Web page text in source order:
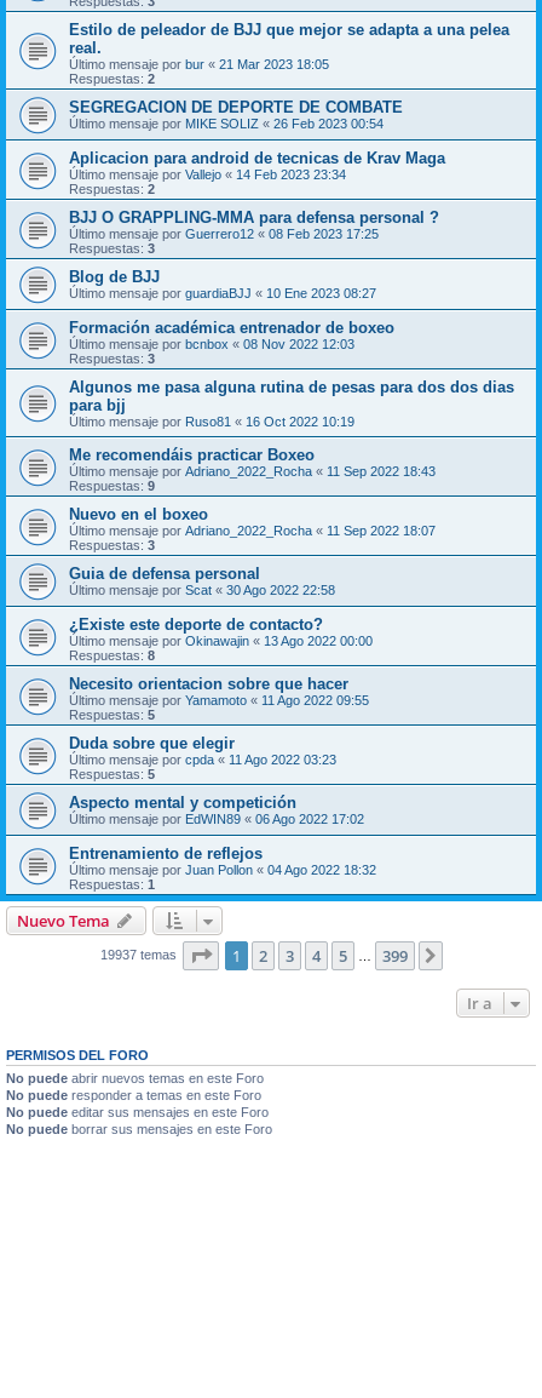
Estilo de peleador de BJJ que mejor se adapta a una pelea
real.
Último mensaje por bur « 21 Mar 2023 18:05
Respuestas: 2
SEGREGACION DE DEPORTE DE COMBATE
Último mensaje por MIKE SOLIZ « 26 Feb 2023 00:54
Aplicacion para android de tecnicas de Krav Maga
Último mensaje por Vallejo « 14 Feb 2023 23:34
Respuestas: 2
BJJ O GRAPPLING-MMA para defensa personal ?
Último mensaje por Guerrero12 « 08 Feb 2023 17:25
Respuestas: 3
Blog de BJJ
Último mensaje por guardiaBJJ « 10 Ene 2023 08:27
Formación académica entrenador de boxeo
Último mensaje por bcnbox « 08 Nov 2022 12:03
Respuestas: 3
Algunos me pasa alguna rutina de pesas para dos dos dias
para bjj
Último mensaje por Ruso81 « 16 Oct 2022 10:19
Me recomendáis practicar Boxeo
Último mensaje por Adriano_2022_Rocha « 11 Sep 2022 18:43
Respuestas: 9
Nuevo en el boxeo
Último mensaje por Adriano_2022_Rocha « 11 Sep 2022 18:07
Respuestas: 3
Guia de defensa personal
Último mensaje por Scat « 30 Ago 2022 22:58
¿Existe este deporte de contacto?
Último mensaje por Okinawajin « 13 Ago 2022 00:00
Respuestas: 8
Necesito orientacion sobre que hacer
Último mensaje por Yamamoto « 11 Ago 2022 09:55
Respuestas: 5
Duda sobre que elegir
Último mensaje por cpda « 11 Ago 2022 03:23
Respuestas: 5
Aspecto mental y competición
Último mensaje por EdWIN89 « 06 Ago 2022 17:02
Entrenamiento de reflejos
Último mensaje por Juan Pollon « 04 Ago 2022 18:32
Respuestas: 1
Nuevo Tema
19937 temas Página de 399
1 2 3 4 5 399
Ir a
PERMISOS DEL FORO
No puede abrir nuevos temas en este Foro
No puede responder a temas en este Foro
No puede editar sus mensajes en este Foro
No puede borrar sus mensajes en este Foro